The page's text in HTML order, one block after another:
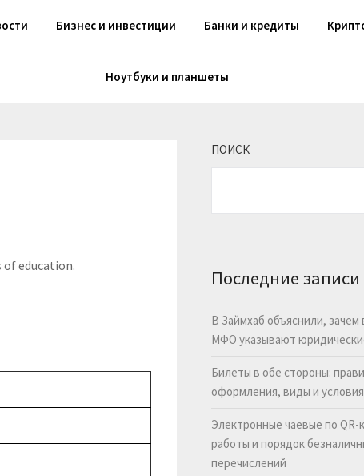
Бизнес и инвестиции Банки и кредиты
Ноутбуки и планшеты
education.
ПОИСК
Последние записи
В Займхаб объяснили, зачем
МФО указывают
Билеты в обе стороны:
оформления, виды и
Электронные чаевые по QR-
работы и порядок
перечислений